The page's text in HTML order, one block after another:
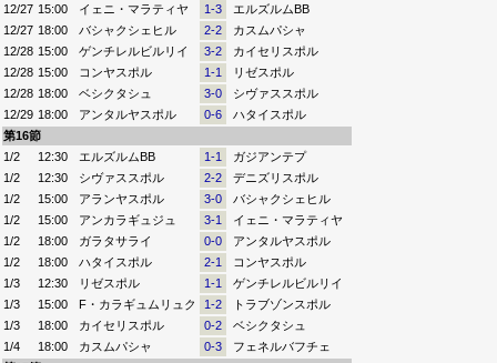
12/27 15:00 イェニ・マラティヤ 1-3
エルズルムBB
12/27 18:00 バシャクシェヒル 2-2
カスムパシャ
12/28 15:00 ゲンチレルビルリイ 3-2
カイセリスポル
12/28 15:00 コンヤスポル 1-1
リゼスポル
12/28 18:00 ベシクタシュ 3-0
シヴァススポル
12/29 18:00 アンタルヤスポル 0-6
ハタイスポル
第16節
1/2
12:30 エルズルムBB 1-1
ガジアンテプ
1/2
12:30 シヴァススポル 2-2
デニズリスポル
1/2
15:00 アランヤスポル 3-0
バシャクシェヒル
1/2
15:00 アンカラギュジュ 3-1
イェニ・マラティヤ
1/2
18:00 ガラタサライ 0-0
アンタルヤスポル
1/2
18:00 ハタイスポル 2-1
コンヤスポル
1/3
12:30 リゼスポル 1-1
ゲンチレルビルリイ
1/3
15:00 F・カラギュムリュク 1-2
トラブゾンスポル
1/3
18:00 カイセリスポル 0-2
ベシクタシュ
1/4
18:00 カスムパシャ 0-3
フェネルバフチェ